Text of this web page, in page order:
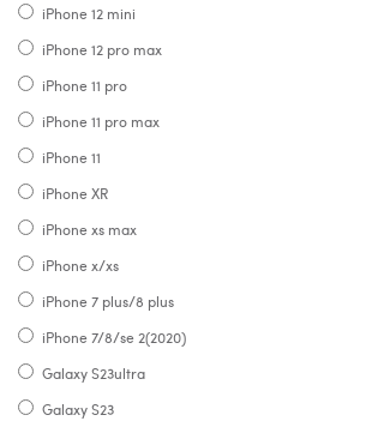
iPhone 12 mini
iPhone 12 pro max
iPhone 11 pro
iPhone 11 pro max
iPhone 11
iPhone XR
iPhone xs max
iPhone x/xs
iPhone 7 plus/8 plus
iPhone 7/8/se 2(2020)
Galaxy S23ultra
Galaxy S23